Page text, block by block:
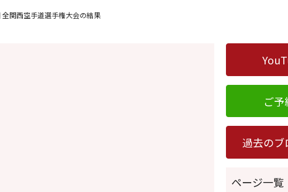
関西空手道選手権大会の結果
ご
過去のブ